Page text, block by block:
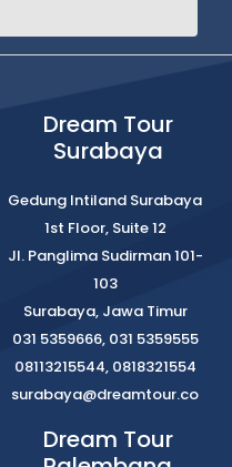
Dream Tour
Surabaya
Gedung Intiland Surabaya
1st Floor, Suite 12
Jl. Panglima Sudirman 101-
103
Surabaya, Jawa Timur
031 5359666, 031 5359555
08113215544, 0818321554
surabaya@dreamtour.co
Dream Tour